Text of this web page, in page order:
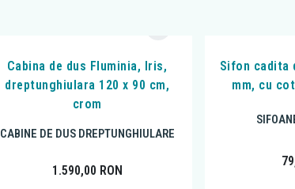
Cabina de dus Fluminia, Iris,
dreptunghiulara 120 x 90 cm,
crom
CABINE DE DUS DREPTUNGHIULARE
1.590,00 RON
Sifon cadita
mm, cu